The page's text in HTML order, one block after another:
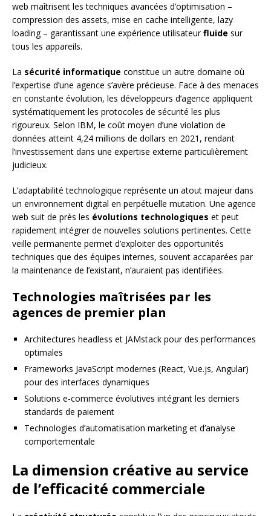
web maîtrisent les techniques avancées d’optimisation –
compression des assets, mise en cache intelligente, lazy
loading – garantissant une expérience utilisateurfluide sur
tous les appareils.
La sécurité informatique constitue un autre domaine où
l’expertise d’une agence s’avère précieuse. Face à des menaces
en constante évolution, les développeurs d’agence appliquent
systématiquement les protocoles de sécurité les plus
rigoureux. Selon IBM, le coût moyen d’une violation de
données atteint 4,24 millions de dollars en 2021, rendant
l’investissement dans une expertise externe particulièrement
judicieux.
L’adaptabilité technologique représente un atout majeur dans
un environnement digital en perpétuelle mutation. Une agence
web suit de près les évolutions technologiques et peut
rapidement intégrer de nouvelles solutions pertinentes. Cette
veille permanente permet d’exploiter des opportunités
techniques que des équipes internes, souvent accaparées par
la maintenance de l’existant, n’auraient pas identifiées.
Technologies maîtrisées par les
agences de premier plan
Architectures headless et JAMstack pour des performances
optimales
Frameworks JavaScript modernes (React, Vue.js, Angular)
pour des interfaces dynamiques
Solutions e-commerce évolutives intégrant les derniers
standards de paiement
Technologies d’automatisation marketing et d’analyse
comportementale
La dimension créative au service
de l’efficacité commerciale